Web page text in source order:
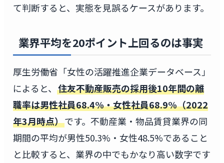
て判断すると、実態を見誤るケースがあります。
業界平均を20ポイント上回るのは事実
厚生労働省「女性の活躍推進企業データベース」
によると、 住友不動産販売の採用後10年間の離
職率は男性社員68.4%・女性社員68.9%（2022
年3月時点）です。不動産業・物品賃貸業界の同
期間の平均が男性50.3%・女性48.5%であること
と比較すると、業界の中でもかなり高い数字です